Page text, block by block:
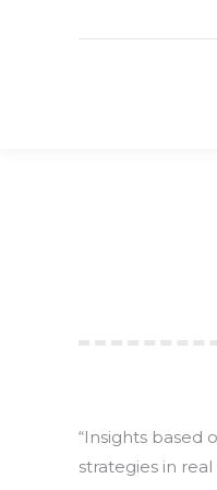
“Insights based
strategies in real